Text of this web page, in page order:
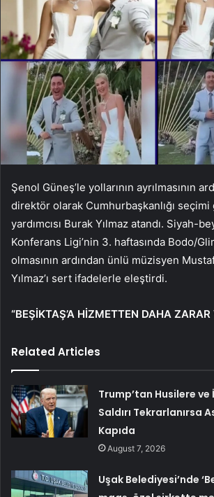
Şenol Güneş’le yollarının ayrılmasının
direktör olarak Cumhurbaşkanlığı
yardımcısı Burak Yılmaz atandı. Siyah-
Konferans Ligi’nin 3. haftasında Bodo/
olmasının ardından ünlü müzisyen
Yılmaz’ı sert ifadelerle eleştirdi.
“BEŞİKTAŞ’A HİZMETTEN DAHA ZARAR
Related Articles
Trump’tan Husilere ve
Saldırı Tekrarlanırsa
Kapıda
August 7, 2026
Uşak Belediyesi’nde